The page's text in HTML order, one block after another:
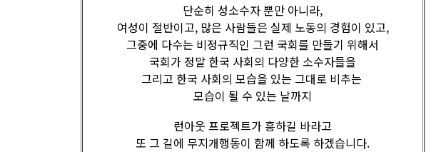
단순히 성소수자 뿐만 아니라,
여성이 절반이고, 많은 사람들은 실제 노동의 경험이 있고,
그중에 다수는 비정규직인 그런 국회를 만들기 위해서
국회가 정말 한국 사회의 다양한 소수자들을
그리고 한국 사회의 모습을 있는 그대로 비추는
모습이 될 수 있는 날까지
런아웃 프로젝트가 흥하길 바라고
또 그 길에 무지개행동이 함께 하도록 하겠습니다.